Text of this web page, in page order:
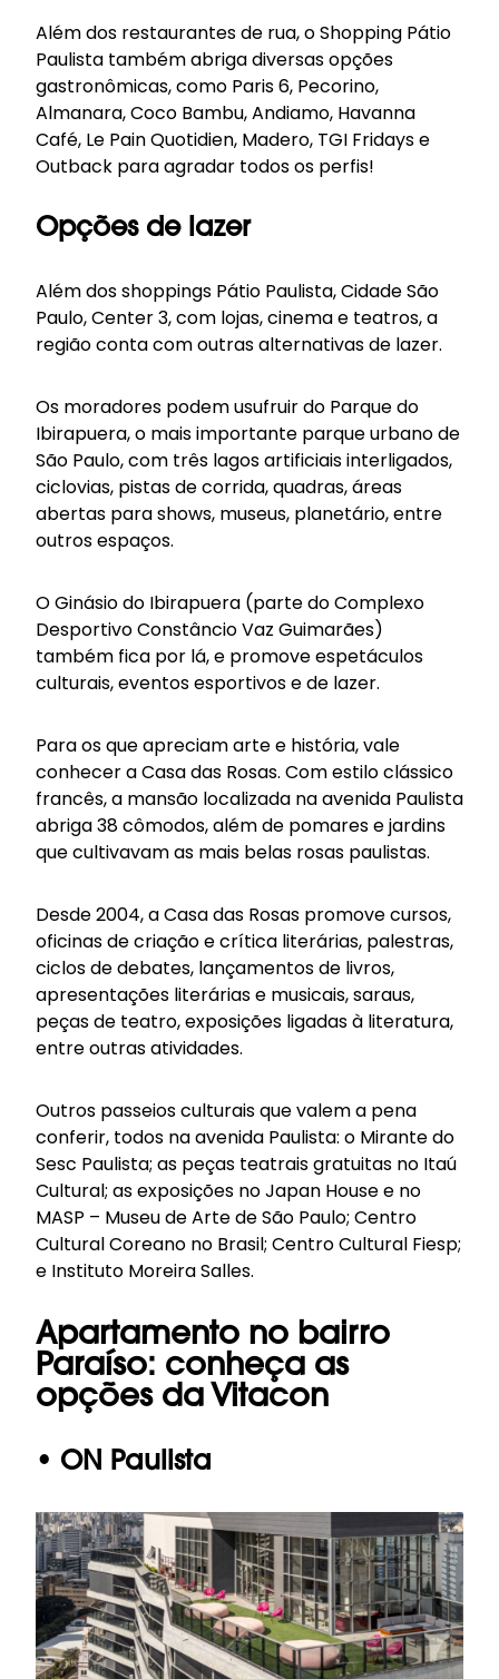
Além dos restaurantes de rua, o Shopping Pátio
Paulista também abriga diversas opções
gastronômicas, como Paris 6, Pecorino,
Almanara, Coco Bambu, Andiamo, Havanna
Café, Le Pain Quotidien, Madero, TGI Fridays e
Outback para agradar todos os perfis!
Opções de lazer
Além dos shoppings Pátio Paulista, Cidade São
Paulo, Center 3, com lojas, cinema e teatros, a
região conta com outras alternativas de lazer.
Os moradores podem usufruir do Parque do
Ibirapuera, o mais importante parque urbano de
São Paulo, com três lagos artificiais interligados,
ciclovias, pistas de corrida, quadras, áreas
abertas para shows, museus, planetário, entre
outros espaços.
O Ginásio do Ibirapuera (parte do Complexo
Desportivo Constâncio Vaz Guimarães)
também fica por lá, e promove espetáculos
culturais, eventos esportivos e de lazer.
Para os que apreciam arte e história, vale
conhecer a Casa das Rosas. Com estilo clássico
francês, a mansão localizada na avenida Paulista
abriga 38 cômodos, além de pomares e jardins
que cultivavam as mais belas rosas paulistas.
Desde 2004, a Casa das Rosas promove cursos,
oficinas de criação e crítica literárias, palestras,
ciclos de debates, lançamentos de livros,
apresentações literárias e musicais, saraus,
peças de teatro, exposições ligadas à literatura,
entre outras atividades.
Outros passeios culturais que valem a pena
conferir, todos na avenida Paulista: o Mirante do
Sesc Paulista; as peças teatrais gratuitas no Itaú
Cultural; as exposições no Japan House e no
MASP – Museu de Arte de São Paulo; Centro
Cultural Coreano no Brasil; Centro Cultural Fiesp;
e Instituto Moreira Salles.
Apartamento no bairro
Paraíso: conheça as
opções da Vitacon
• ON Paulista